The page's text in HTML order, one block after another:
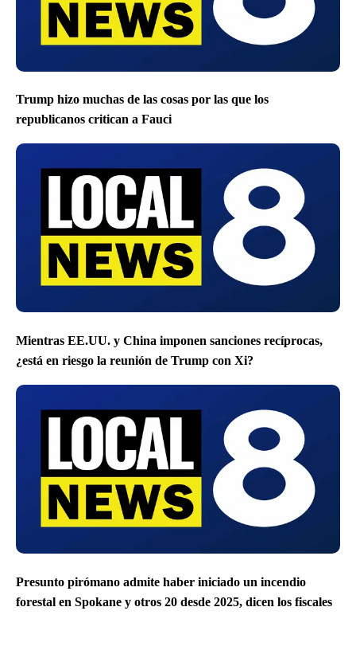
Trump hizo muchas de las cosas por las que los
republicanos critican a Fauci
Mientras EE.UU. y China imponen sanciones recíprocas,
¿está en riesgo la reunión de Trump con Xi?
Presunto pirómano admite haber iniciado un incendio
forestal en Spokane y otros 20 desde 2025, dicen los fiscales